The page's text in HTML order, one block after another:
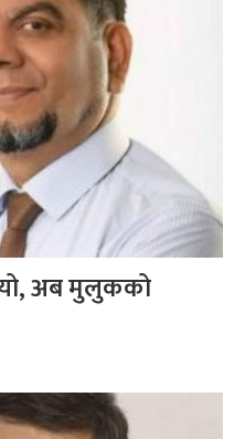
अब मुलुकको